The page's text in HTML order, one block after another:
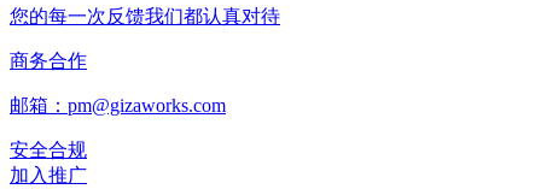
您的每一次反馈我们都认真对待
商务合作
邮箱：pm@gizaworks.com
安全合规
加入推广